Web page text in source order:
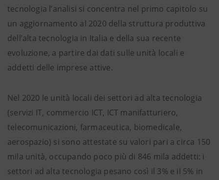
tecnologia l’analisi si concentra nel primo capitolo su
un aggiornamento al 2020 della struttura produttiva
dell’alta tecnologia in Italia e della sua recente
evoluzione, a partire dai dati sulle unità locali e
addetti delle imprese attive.
Nel 2020 le unità locali dei settori ad alta tecnologia
(servizi IT, commercio ICT, ICT manifatturiero,
telecomunicazioni, farmaceutica, biomedicale,
aerospazio) si sono attestate su valori pari a circa 150
mila unità, occupando poco più di 846 mila addetti: i
settori ad alta tecnologia pesano così il 3% e il 5% in